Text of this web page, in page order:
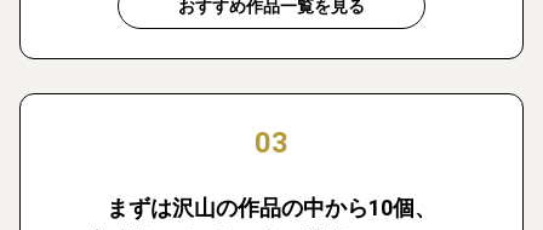
おすすめ作品一覧を見る
03
まずは沢山の作品の中から10個、